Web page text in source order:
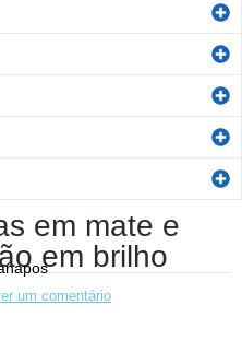
em mate e
em brilho
um comentário